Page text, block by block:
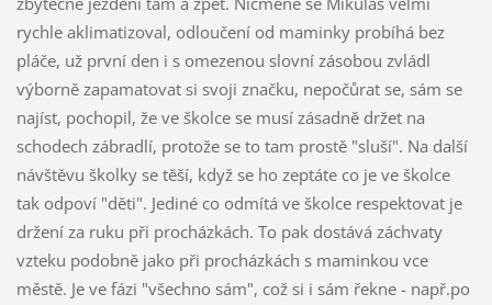
rychle aklimatizoval, odloučení od maminky probíhá bez
pláče, už první den i s omezenou slovní zásobou zvládl
výborně zapamatovat si svoji značku, nepočůrat se, sám se
najíst, pochopil, že ve školce se musí zásadně držet na
schodech zábradlí, protože se to tam prostě "sluší". Na další
návštěvu školky se těší, když se ho zeptáte co je ve školce
tak odpoví "děti". Jediné co odmítá ve školce respektovat je
držení za ruku při procházkách. To pak dostává záchvaty
vzteku podobně jako při procházkách s maminkou vce
městě. Je ve fázi "všechno sám", což si i sám řekne - např.po